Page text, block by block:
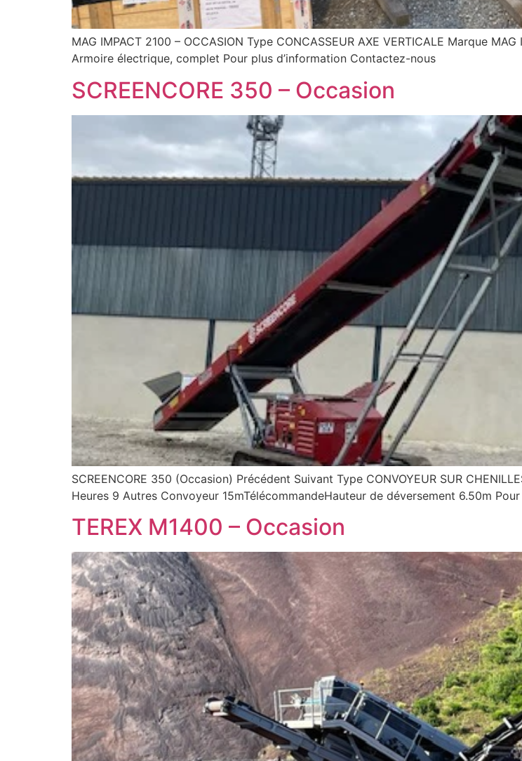
MAG IMPACT 2100 – OCCASION Type CONCASSEUR AXE VERTICALE Marque
Armoire électrique, complet Pour plus d’information Contactez-nous
SCREENCORE 350 – Occasion
SCREENCORE 350 (Occasion) Précédent Suivant Type CONVOYEUR SUR
Heures 9 Autres Convoyeur 15mTélécommandeHauteur de déversement 6.50m
TEREX M1400 – Occasion